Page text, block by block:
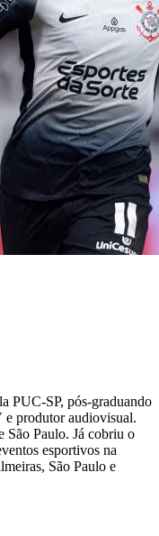
PUC-SP, pós-graduando
produtor audiovisual.
São Paulo. Já cobriu o
esportivos na
São Paulo e